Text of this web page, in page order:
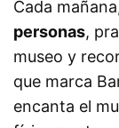
Cada
personas,
museo y
que marca
encanta el